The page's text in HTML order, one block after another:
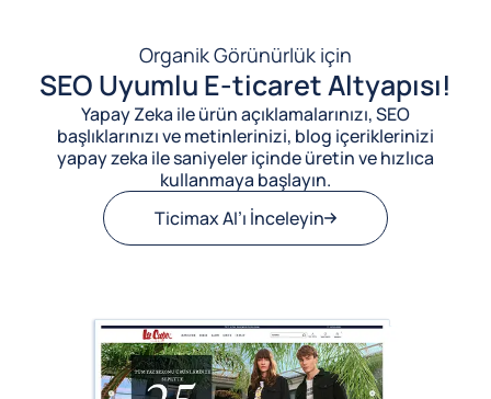
Organik Görünürlük için
SEO Uyumlu E-ticaret Altyapısı!
Yapay Zeka ile ürün açıklamalarınızı, SEO
başlıklarınızı ve metinlerinizi, blog içeriklerinizi
yapay zeka ile saniyeler içinde üretin ve hızlıca
kullanmaya başlayın.
Ticimax AI’ı İnceleyin